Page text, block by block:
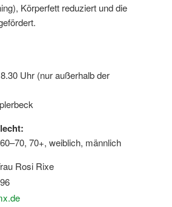
Körperfett reduziert und die
Uhr (nur außerhalb der
70+, weiblich, männlich
Rosi Rixe